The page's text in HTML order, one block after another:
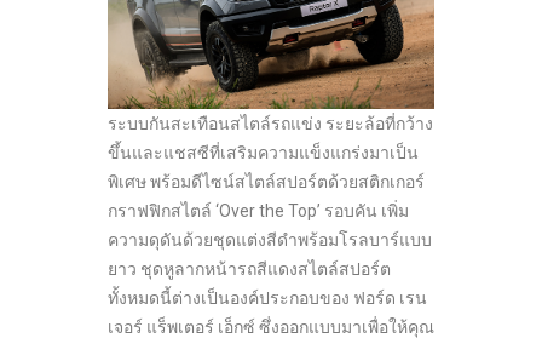
ระบบกันสะเทือนสไตล์รถแข่ง ระยะล้อที่กว้าง
ขึ้นและแชสซีที่เสริมความแข็งแกร่งมาเป็น
พิเศษ พร้อมดีไซน์สไตล์สปอร์ตด้วยสติกเกอร์
กราฟฟิกสไตล์ ‘Over the Top’ รอบคัน เพิ่ม
ความดุดันด้วยชุดแต่งสีดำพร้อมโรลบาร์แบบ
ยาว ชุดหูลากหน้ารถสีแดงสไตล์สปอร์ต
ทั้งหมดนี้ต่างเป็นองค์ประกอบของ ฟอร์ด เรน
เจอร์ แร็พเตอร์ เอ็กซ์ ซึ่งออกแบบมาเพื่อให้คุณ